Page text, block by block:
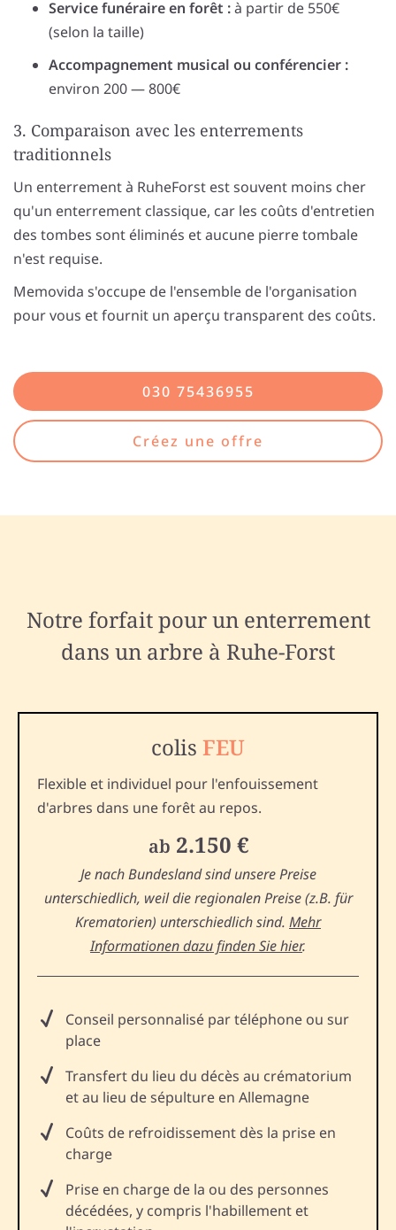
Service funéraire en forêt :à partir de 550€
(selon la taille)
Accompagnement musical ou conférencier :
environ 200 — 800€
3. Comparaison avec les enterrements
traditionnels
Un enterrement à RuheForst est souvent moins cher
qu'un enterrement classique, car les coûts d'entretien
des tombes sont éliminés et aucune pierre tombale
n'est requise.
Memovida s'occupe de l'ensemble de l'organisation
pour vous et fournit un aperçu transparent des coûts.
030 75436955
Créez une offre
Notre forfait pour un enterrement
dans un arbre à Ruhe-Forst
colis FEU
Flexible et individuel pour l'enfouissement
d'arbres dans une forêt au repos.
ab 2.150 €
Je nach Bundesland sind unsere Preise
unterschiedlich, weil die regionalen Preise (z.B. für
Krematorien) unterschiedlich sind. Mehr
Informationen dazu finden Sie hier.
Conseil personnalisé par téléphone ou sur
place
Transfert du lieu du décès au crématorium
et au lieu de sépulture en Allemagne
Coûts de refroidissement dès la prise en
charge
Prise en charge de la ou des personnes
décédées, y compris l'habillement et